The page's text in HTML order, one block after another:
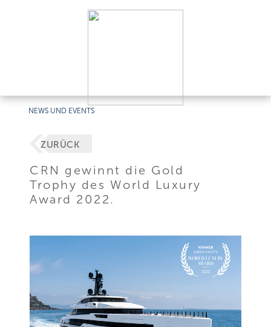
NEWS UND EVENTS
ZURÜCK
CRN gewinnt die Gold
Trophy des World Luxury
Award 2022.